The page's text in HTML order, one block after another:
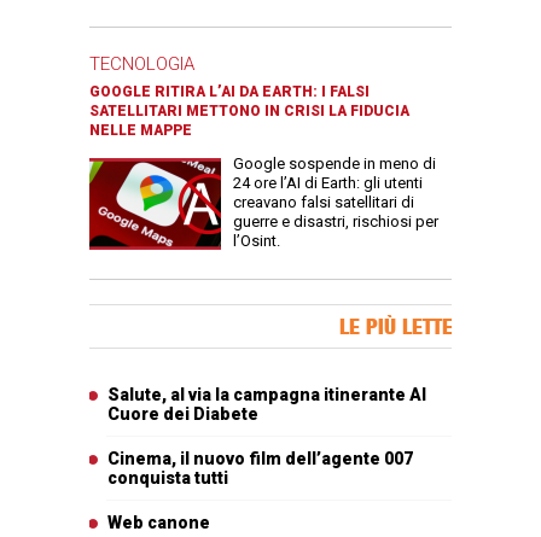
TECNOLOGIA
GOOGLE RITIRA L’AI DA EARTH: I FALSI
SATELLITARI METTONO IN CRISI LA FIDUCIA
NELLE MAPPE
Google sospende in meno di
24 ore l’AI di Earth: gli utenti
creavano falsi satellitari di
guerre e disastri, rischiosi per
l’Osint.
LE PIÙ LETTE
Salute, al via la campagna itinerante Al
Cuore dei Diabete
Cinema, il nuovo film dell’agente 007
conquista tutti
Web canone